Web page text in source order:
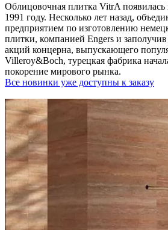
Облицовочная плитка VitrA появилась
1991 году. Несколько лет назад,
предприятием по изготовлению
плитки, компанией Engers и
акций концерна, выпускающего
Villeroy&Boch, турецкая фабрика
покорение мирового рынка.
Все новинки уже доступны к заказу